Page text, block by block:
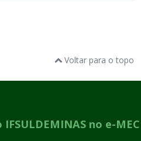
Voltar para o topo
no e-MEC